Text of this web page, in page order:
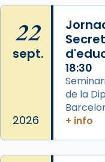
Memòria de les
Semproniana,
Acompanyant
partir de l’Edat
que les santes
Semproniana
eterna”) són
frare Joan
22
sept.
2026
18:30
de la
+ info